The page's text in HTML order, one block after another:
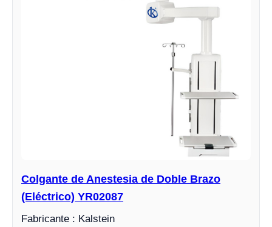
Colgante de Anestesia de Doble Brazo
(Eléctrico) YR02087
Fabricante : Kalstein